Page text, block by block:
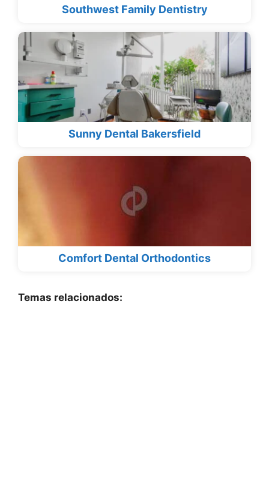
Southwest Family Dentistry
Sunny Dental Bakersfield
Comfort Dental Orthodontics
Temas relacionados: